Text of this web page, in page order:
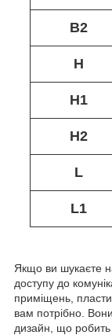
B2
H
H1
H2
L
L1
Якщо ви шукаєте
доступу до
приміщень,
вам потрібно.
дизайн, що